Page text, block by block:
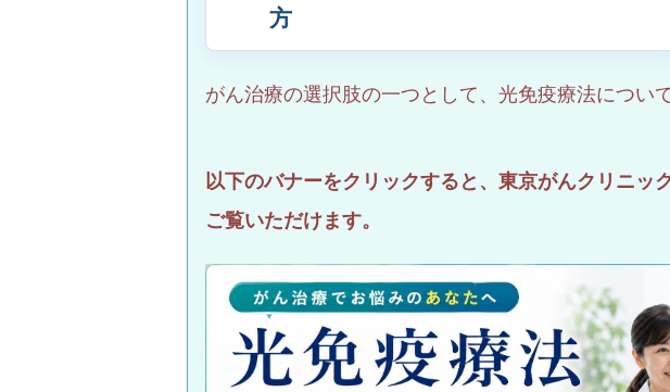
方
がん治療の選択肢の一つとして、光免疫療法につい
以下のバナーをクリックすると、東京がんクリニッ
ご覧いただけます。